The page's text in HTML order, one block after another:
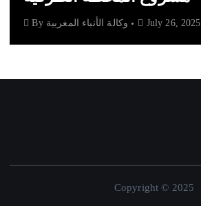
By وكالة الأنباء المغربية July 26, 2025
Copyright © 2025